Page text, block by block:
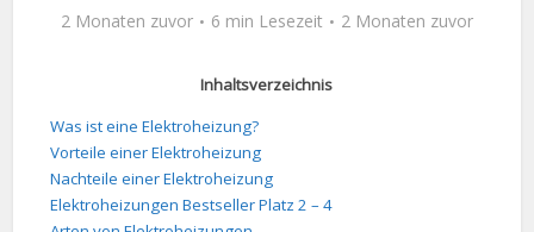
2 Monaten zuvor 6 min Lesezeit 2 Monaten zuvor
Inhaltsverzeichnis
Was ist eine Elektroheizung?
Vorteile einer Elektroheizung
Nachteile einer Elektroheizung
Elektroheizungen Bestseller Platz 2 – 4